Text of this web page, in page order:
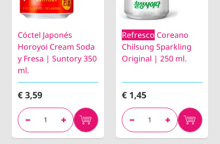
Cóctel Japonés
Horoyoi Cream Soda
y Fresa | Suntory 350
ml.
€ 3,59
Refresco Coreano
Chilsung Sparkling
Original | 250 ml.
€ 1,45